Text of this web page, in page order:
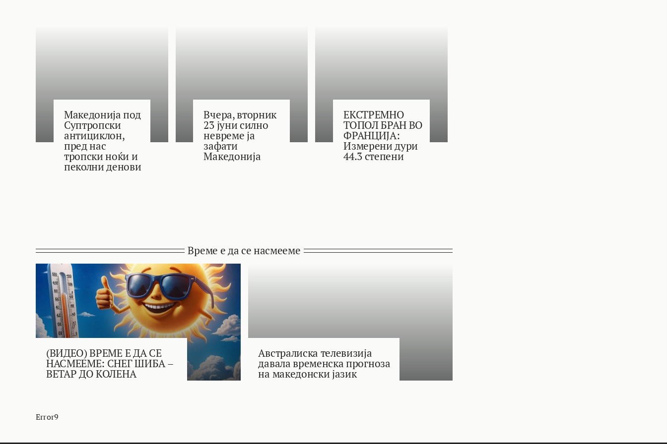
Македонија под
Суптропски
антициклон,
пред нас
тропски ноќи и
пеколни денови
Вчера, вторник
23 јуни силно
невреме ја
зафати
Македонија
ЕКСТРЕМНО
ТОПОЛ БРАН ВО
ФРАНЦИЈА:
Измерени дури
44.3 степени
Време е да се насмееме
(ВИДЕО) ВРЕМЕ Е ДА СЕ
НАСМЕЕМЕ: СНЕГ ШИБА –
ВЕТАР ДО КОЛЕНА
Австралиска телевизија
давала временска прогноза
на македонски јазик
Error9